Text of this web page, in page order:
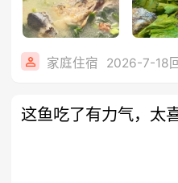
家庭住宿 2026-7-18
这鱼吃了有力气，太